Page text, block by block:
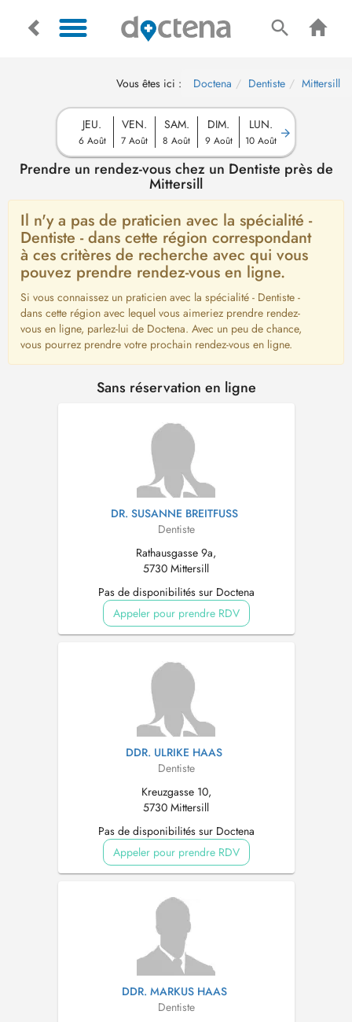
Vous êtes ici : Doctena Dentiste Mittersill
JEU.
6 Août
VEN.
7 Août
SAM.
8 Août
DIM.
9 Août
LUN.
10 Août
Prendre un rendez-vous chez un Dentiste près de
Mittersill
Il n'y a pas de praticien avec la spécialité -
Dentiste - dans cette région correspondant
à ces critères de recherche avec qui vous
pouvez prendre rendez-vous en ligne.
Si vous connaissez un praticien avec la spécialité - Dentiste -
dans cette région avec lequel vous aimeriez prendre rendez-
vous en ligne, parlez-lui de Doctena. Avec un peu de chance,
vous pourrez prendre votre prochain rendez-vous en ligne.
Sans réservation en ligne
DR. SUSANNE BREITFUSS
Dentiste
Rathausgasse 9a,
5730 Mittersill
Pas de disponibilités sur Doctena
Appeler pour prendre RDV
DDR. ULRIKE HAAS
Dentiste
Kreuzgasse 10,
5730 Mittersill
Pas de disponibilités sur Doctena
Appeler pour prendre RDV
DDR. MARKUS HAAS
Dentiste